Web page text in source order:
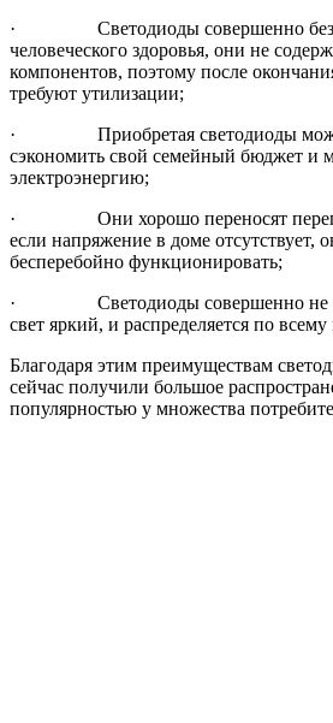
· Светодиоды совершенно
человеческого здоровья, они не
компонентов, поэтому после
требуют утилизации;
· Приобретая светодиоды можно
сэкономить свой семейный бюджет и
электроэнергию;
· Они хорошо переносят
если напряжение в доме отсутствует,
бесперебойно функционировать;
· Светодиоды совершенно не
свет яркий, и распределяется по
Благодаря этим преимуществам
сейчас получили большое
популярностью у множества